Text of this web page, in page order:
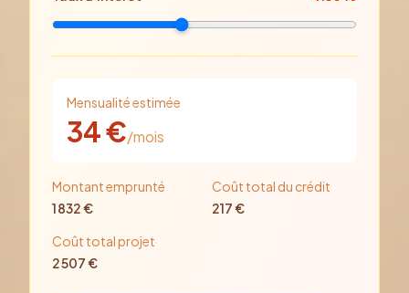
Mensualité estimée
34€/mois
Montant emprunté
1 832€
Coût total du crédit
217€
Coût total projet
2 507€